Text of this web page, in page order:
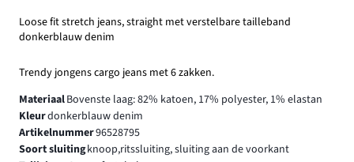
Loose fit stretch jeans, straight met verstelbare tailleband
donkerblauw denim
Trendy jongens cargo jeans met 6 zakken.
MateriaalBovenste laag: 82% katoen, 17% polyester, 1% elastan
Kleurdonkerblauw denim
Artikelnummer96528795
Soort sluitingknoop,ritssluiting, sluiting aan de voorkant